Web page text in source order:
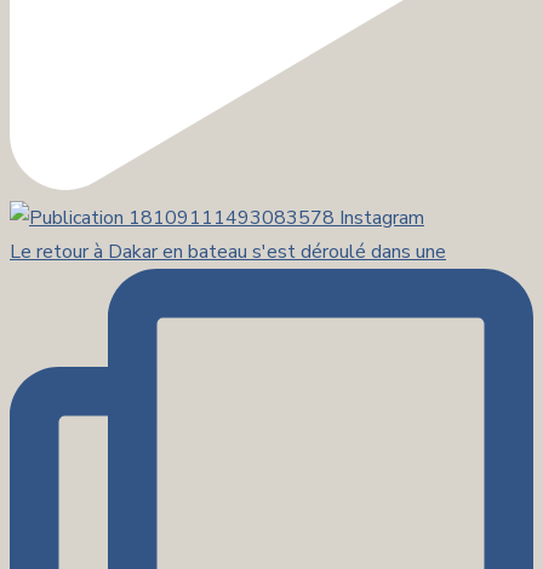
Le retour à Dakar en bateau s'est déroulé dans une